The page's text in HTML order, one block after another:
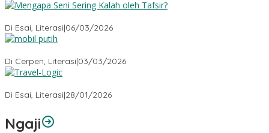
Di Esai, Literasi|06/03/2026
Di Cerpen, Literasi|03/03/2026
Di Esai, Literasi|28/01/2026
Ngaji